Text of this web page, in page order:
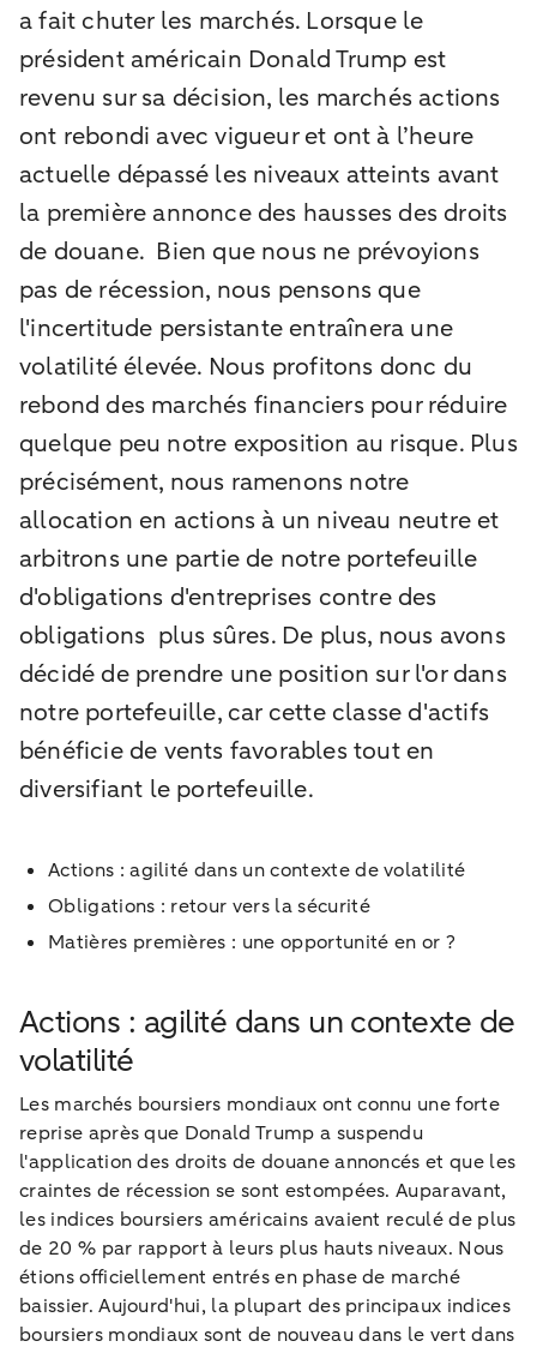
a fait chuter les marchés. Lorsque le
président américain Donald Trump est
revenu sur sa décision, les marchés actions
ont rebondi avec vigueur et ont à l’heure
actuelle dépassé les niveaux atteints avant
la première annonce des hausses des droits
de douane. Bien que nous ne prévoyions
pas de récession, nous pensons que
l'incertitude persistante entraînera une
volatilité élevée. Nous profitons donc du
rebond des marchés financiers pour réduire
quelque peu notre exposition au risque. Plus
précisément, nous ramenons notre
allocation en actions à un niveau neutre et
arbitrons une partie de notre portefeuille
d'obligations d'entreprises contre des
obligations plus sûres. De plus, nous avons
décidé de prendre une position sur l'or dans
notre portefeuille, car cette classe d'actifs
bénéficie de vents favorables tout en
diversifiant le portefeuille.
Actions : agilité dans un contexte de volatilité
Obligations : retour vers la sécurité
Matières premières : une opportunité en or ?
Actions : agilité dans un contexte de
volatilité
Les marchés boursiers mondiaux ont connu une forte
reprise après que Donald Trump a suspendu
l'application des droits de douane annoncés et que les
craintes de récession se sont estompées. Auparavant,
les indices boursiers américains avaient reculé de plus
de 20 % par rapport à leurs plus hauts niveaux. Nous
étions officiellement entrés en phase de marché
baissier. Aujourd'hui, la plupart des principaux indices
boursiers mondiaux sont de nouveau dans le vert dans